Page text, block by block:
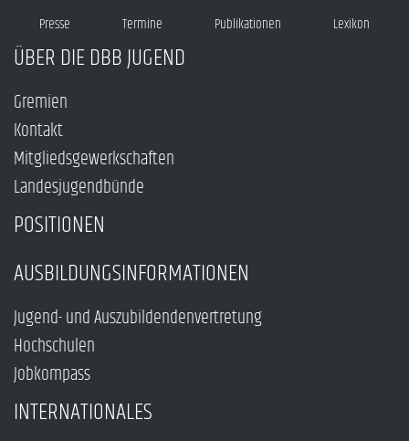
Presse Termine Publikationen Lexikon
ÜBER DIE DBB JUGEND
Gremien
Kontakt
Mitgliedsgewerkschaften
Landesjugendbünde
POSITIONEN
AUSBILDUNGSINFORMATIONEN
Jugend- und Auszubildendenvertretung
Hochschulen
Jobkompass
INTERNATIONALES